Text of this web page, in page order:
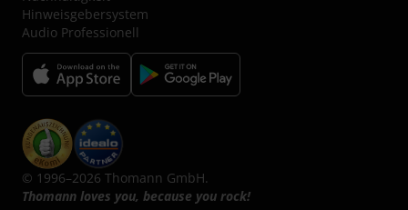
Hinweisgebersystem
Audio Professionell
© 1996–2026 Thomann GmbH.
Thomann loves you, because you rock!